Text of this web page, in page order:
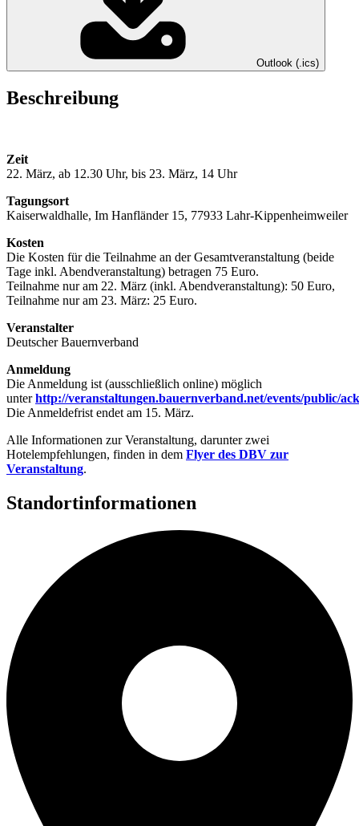
Outlook (.ics)
Beschreibung
Zeit
22. März, ab 12.30 Uhr, bis 23. März, 14 Uhr
Tagungsort
Kaiserwaldhalle, Im Hanfländer 15, 77933 Lahr-Kippenheimweiler
Kosten
Die Kosten für die Teilnahme an der Gesamtveranstaltung (beide
Tage inkl. Abendveranstaltung) betragen 75 Euro.
Teilnahme nur am 22. März (inkl. Abendveranstaltung): 50 Euro,
Teilnahme nur am 23. März: 25 Euro.
Veranstalter
Deutscher Bauernverband
Anmeldung
Die Anmeldung ist (ausschließlich online) möglich
unterhttp://veranstaltungen.bauernverband.net/events/public/
Die Anmeldefrist endet am 15. März.
Alle Informationen zur Veranstaltung, darunter zwei
Hotelempfehlungen, finden in dem Flyer des DBV zur
Veranstaltung.
Standortinformationen